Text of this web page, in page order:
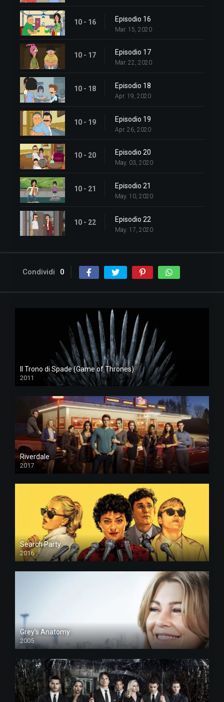
10 - 16 Episodio 16
Mar. 15, 2020
10 - 17 Episodio 17
Mar. 22, 2020
10 - 18 Episodio 18
Apr. 19, 2020
10 - 19 Episodio 19
Apr. 26, 2020
10 - 20 Episodio 20
May. 03, 2020
10 - 21 Episodio 21
May. 10, 2020
10 - 22 Episodio 22
May. 17, 2020
Condividi 0
Il Trono di Spade (Game of Thrones)
2011
Riverdale
2017
Search Party
2016
Grey’s Anatomy
2005